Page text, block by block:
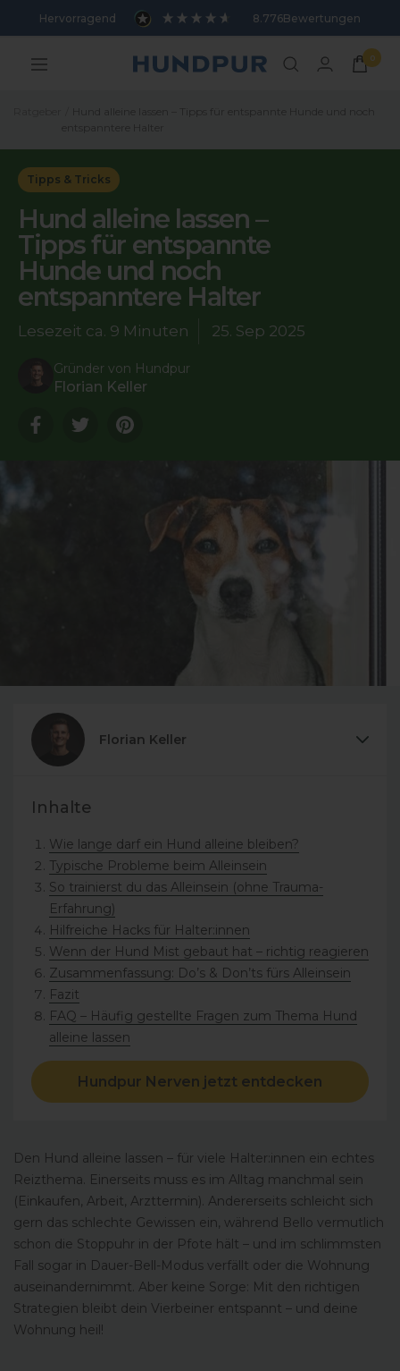
Hervorragend 8.776Bewertungen
Navigation Hundpur 0
Tipps & Tricks
Hund alleine lassen –
Tipps für entspannte
Hunde und noch
entspanntere Halter
Lesezeit ca. 9 Minuten 25. Sep 2025
Gründer von Hundpur
Florian Keller
Translation
missing:
TranslationTranslation
missing:
Florian Keller
Inhalte
Wie lange darf ein Hund alleine bleiben?
Typische Probleme beim Alleinsein
So trainierst du das Alleinsein (ohne Trauma-
Erfahrung)
Hilfreiche Hacks für Halter:innen
Wenn der Hund Mist gebaut hat – richtig reagieren
Zusammenfassung: Do’s & Don’ts fürs Alleinsein
Fazit
FAQ – Häufig gestellte Fragen zum Thema Hund
alleine lassen
Hundpur Nerven jetzt entdecken
Den Hund alleine lassen – für viele Halter:innen ein echtes
Reizthema. Einerseits muss es im Alltag manchmal sein
(Einkaufen, Arbeit, Arzttermin). Andererseits schleicht sich
gern das schlechte Gewissen ein, während Bello vermutlich
schon die Stoppuhr in der Pfote hält – und im schlimmsten
Fall sogar in Dauer-Bell-Modus verfällt oder die Wohnung
auseinandernimmt. Aber keine Sorge: Mit den richtigen
Strategien bleibt dein Vierbeiner entspannt – und deine
Wohnung heil!